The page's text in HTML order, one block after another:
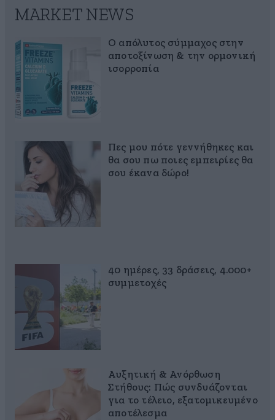
MARKET NEWS
Ο απόλυτος σύμμαχος στην
αποτοξίνωση & την ορμονική
ισορροπία
Πες μου πότε γεννήθηκες και
θα σου πω ποιες εμπειρίες θα
σου έκανα δώρο!
40 ημέρες, 33 δράσεις, 4.000+
συμμετοχές
Αυξητική & Ανόρθωση
Στήθους: Πώς συνδυάζονται
για το τέλειο, εξατομικευμένο
αποτέλεσμα